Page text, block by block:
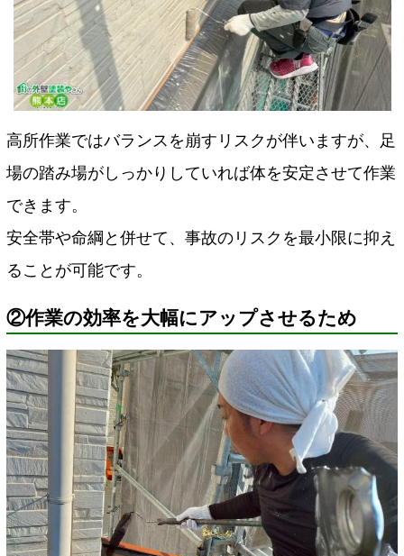
高所作業ではバランスを崩すリスクが伴いますが、足
場の踏み場がしっかりしていれば体を安定させて作業
できます。
安全帯や命綱と併せて、事故のリスクを最小限に抑え
ることが可能です。
②作業の効率を大幅にアップさせるため